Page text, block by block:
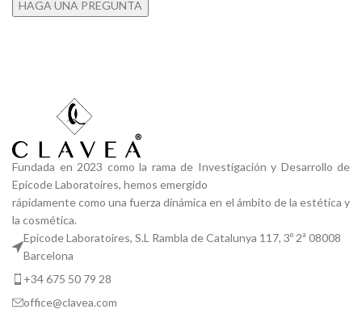
Fundada en 2023 como la rama de Investigación y Desarrollo de
Epicode Laboratoires, hemos emergido
rápidamente como una fuerza dinámica en el ámbito de la estética y
la cosmética.
Epicode Laboratoires, S.L Rambla de Catalunya 117, 3º 2ª 08008
Barcelona
+34 675 50 79 28
office@clavea.com